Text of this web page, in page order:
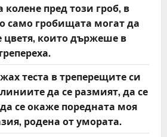
пред този гроб, в
само гробищата могат да
цветя, които държеше в
теста в треперещите си
да се размият, да се
се окаже поредната моя
родена от умората.